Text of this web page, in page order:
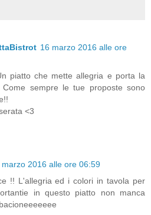
16 marzo 2016 alle ore
piatto che mette allegria e porta la
sempre le tue proposte sono
<3
marzo 2016 alle ore 06:59
!! L'allegria ed i colori in tavola per
in questo piatto non manca